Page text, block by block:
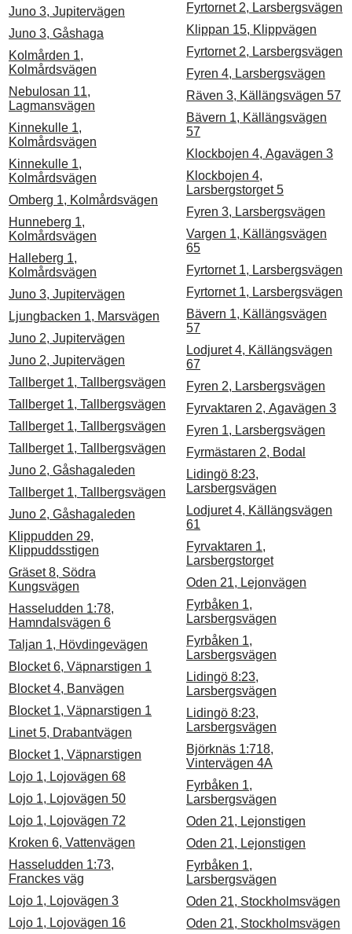
Juno 3, Jupitervägen
Juno 3, Gåshaga
Kolmården 1,
Kolmårdsvägen
Nebulosan 11,
Lagmansvägen
Kinnekulle 1,
Kolmårdsvägen
Kinnekulle 1,
Kolmårdsvägen
Omberg 1, Kolmårdsvägen
Hunneberg 1,
Kolmårdsvägen
Halleberg 1,
Kolmårdsvägen
Juno 3, Jupitervägen
Ljungbacken 1, Marsvägen
Juno 2, Jupitervägen
Juno 2, Jupitervägen
Tallberget 1, Tallbergsvägen
Tallberget 1, Tallbergsvägen
Tallberget 1, Tallbergsvägen
Tallberget 1, Tallbergsvägen
Juno 2, Gåshagaleden
Tallberget 1, Tallbergsvägen
Juno 2, Gåshagaleden
Klippudden 29,
Klippuddsstigen
Gräset 8, Södra
Kungsvägen
Hasseludden 1:78,
Hamndalsvägen 6
Taljan 1, Hövdingevägen
Blocket 6, Väpnarstigen 1
Blocket 4, Banvägen
Blocket 1, Väpnarstigen 1
Linet 5, Drabantvägen
Blocket 1, Väpnarstigen
Lojo 1, Lojovägen 68
Lojo 1, Lojovägen 50
Lojo 1, Lojovägen 72
Kroken 6, Vattenvägen
Hasseludden 1:73,
Franckes väg
Lojo 1, Lojovägen 3
Lojo 1, Lojovägen 16
Fyrtornet 2, Larsbergsvägen
Klippan 15, Klippvägen
Fyrtornet 2, Larsbergsvägen
Fyren 4, Larsbergsvägen
Räven 3, Källängsvägen 57
Bävern 1, Källängsvägen
57
Klockbojen 4, Agavägen 3
Klockbojen 4,
Larsbergstorget 5
Fyren 3, Larsbergsvägen
Vargen 1, Källängsvägen
65
Fyrtornet 1, Larsbergsvägen
Fyrtornet 1, Larsbergsvägen
Bävern 1, Källängsvägen
57
Lodjuret 4, Källängsvägen
67
Fyren 2, Larsbergsvägen
Fyrvaktaren 2, Agavägen 3
Fyren 1, Larsbergsvägen
Fyrmästaren 2, Bodal
Lidingö 8:23,
Larsbergsvägen
Lodjuret 4, Källängsvägen
61
Fyrvaktaren 1,
Larsbergstorget
Oden 21, Lejonvägen
Fyrbåken 1,
Larsbergsvägen
Fyrbåken 1,
Larsbergsvägen
Lidingö 8:23,
Larsbergsvägen
Lidingö 8:23,
Larsbergsvägen
Björknäs 1:718,
Vintervägen 4A
Fyrbåken 1,
Larsbergsvägen
Oden 21, Lejonstigen
Oden 21, Lejonstigen
Fyrbåken 1,
Larsbergsvägen
Oden 21, Stockholmsvägen
Oden 21, Stockholmsvägen